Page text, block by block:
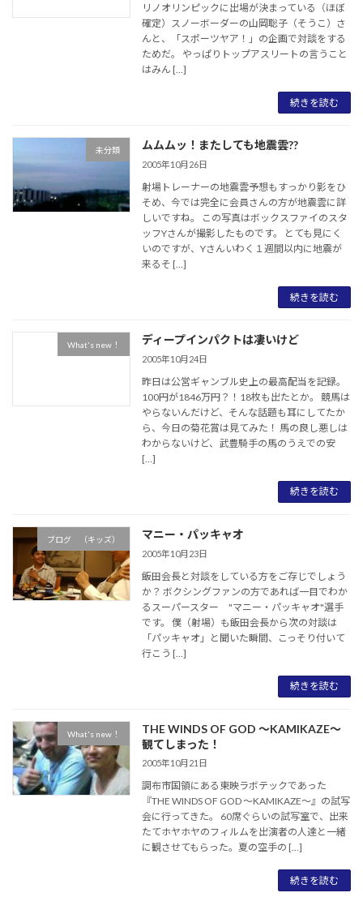
リノオリンピックに出場が決まっている（ほぼ
確定）スノーボーダーの山岡聡子（そうこ）さ
んと、「スポーツヤア！」の企画で対談をする
ためだ。 やっぱりトップアスリートの言うこと
はみん […]
続きを読む
未分類 ムムムッ！またしても地震雲??
2005年10月26日
射場トレーナーの地震雲予想もすっかり影をひ
そめ、今では完全に会員さんの方が地震雲に詳
しいですね。 この写真はボックスファイのスタ
ッフYさんが撮影したものです。 とても見にく
いのですが、Yさんいわく１週間以内に地震が
来るそ […]
続きを読む
What's new！ ディープインパクトは凄いけど
2005年10月24日
昨日は公営ギャンブル史上の最高配当を記録。
100円が1846万円？！18枚も出たとか。 競馬は
やらないんだけど、そんな話題も耳にしてたか
ら、今日の菊花賞は見てみた！ 馬の良し悪しは
わからないけど、武豊騎手の馬のうえでの安
[…]
続きを読む
ブログ （キッズ） マニー・パッキャオ
2005年10月23日
飯田会長と対談をしている方をご存じでしょう
か？ ボクシングファンの方であれば一目でわか
るスーパースター "マニー・パッキャオ"選手
です。 僕（射場）も飯田会長から次の対談は
「パッキャオ」と聞いた瞬間、こっそり付いて
行こう […]
続きを読む
What's new！
THE WINDS OF GOD ～KAMIKAZE～
観てしまった！
2005年10月21日
調布市国領にある東映ラボテックであった
『THE WINDS OF GOD ～KAMIKAZE～』の試写
会に行ってきた。 60席ぐらいの試写室で、出来
たてホヤホヤのフィルムを出演者の人達と一緒
に観させてもらった。夏の空手の […]
続きを読む